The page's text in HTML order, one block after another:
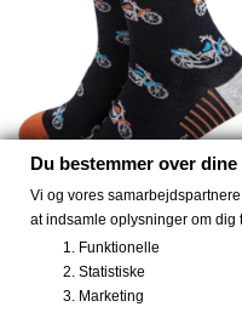
Bambus strømper...
79 DKK
Du bestemmer over dine
Vi og vores
at indsamle oplysninger om
Funktionelle
Statistiske
Marketing